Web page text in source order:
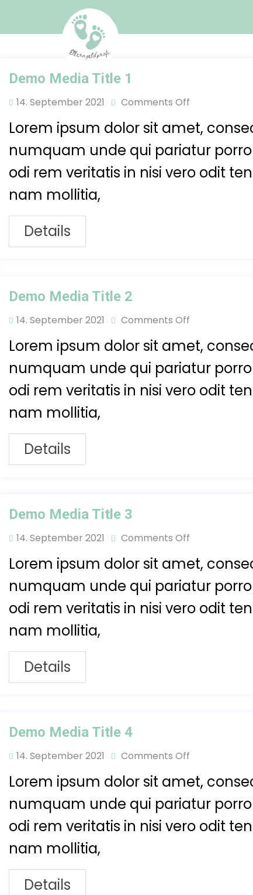
Demo Media Title 1
14. September 2021 Comments Off
Lorem ipsum dolor sit amet,
numquam unde qui pariatur
odi rem veritatis in nisi vero odit
nam mollitia,
Details
Demo Media Title 2
14. September 2021 Comments Off
Lorem ipsum dolor sit amet,
numquam unde qui pariatur
odi rem veritatis in nisi vero odit
nam mollitia,
Details
Demo Media Title 3
14. September 2021 Comments Off
Lorem ipsum dolor sit amet,
numquam unde qui pariatur
odi rem veritatis in nisi vero odit
nam mollitia,
Details
Demo Media Title 4
14. September 2021 Comments Off
Lorem ipsum dolor sit amet,
numquam unde qui pariatur
odi rem veritatis in nisi vero odit
nam mollitia,
Details